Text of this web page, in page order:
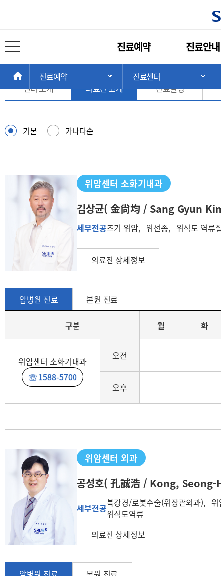
메
진료예약 진료안내
HOME
진료예약 주 메뉴 목록 열기
진료센터
위암센터
센터 소개 의료진 소개 진료일정
의
료
기본 가나다순
위암센터 소화기내과
김상균( 金尙均 / Sang Gyun
세부전공조기 위암, 위선종, 위식도 역류
의료진 상세정보
암병원 진료 본원 진료
구분 월 화
위암센터 소화기내과
☏ 1588-5700
오전
오후
위암센터 외과
공성호( 孔誠浩 / Kong, Seong-
세부전공복강경/로봇수술(위장관외과),
위식도역류
의료진 상세정보
암병원 진료 본원 진료